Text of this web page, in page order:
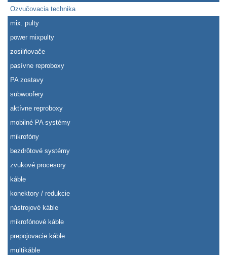
Ozvučovacia technika
mix. pulty
power mixpulty
zosilňovače
pasívne reproboxy
PA zostavy
subwoofery
aktívne reproboxy
mobilné PA systémy
mikrofóny
bezdrôtové systémy
zvukové procesory
káble
konektory / redukcie
nástrojové káble
mikrofónové káble
prepojovacie káble
multikáble